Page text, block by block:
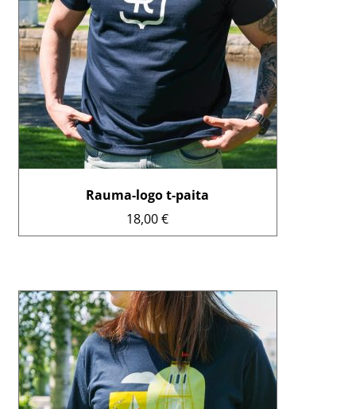
Lipunmyynti
Museokauppa
Nuorten työpaja
Ohje
Rauma-logo t-paita
18,00€
Voit
tehdä
valinnat
tuotteen
sivulla.
Tällä
tuotteella
on
useampi
muunnelma.
Voit